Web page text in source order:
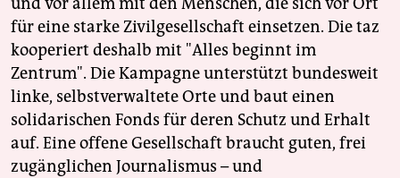
für eine starke Zivilgesellschaft einsetzen. Die taz
kooperiert deshalb mit "Alles beginnt im
Zentrum". Die Kampagne unterstützt bundesweit
linke, selbstverwaltete Orte und baut einen
solidarischen Fonds für deren Schutz und Erhalt
auf. Eine offene Gesellschaft braucht guten, frei
zugänglichen Journalismus – und